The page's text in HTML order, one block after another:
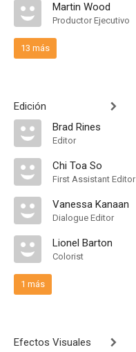
Martin Wood
Productor Ejecutivo
13 más
Edición
Brad Rines
Editor
Chi Toa So
First Assistant Editor
Vanessa Kanaan
Dialogue Editor
Lionel Barton
Colorist
1 más
Efectos Visuales